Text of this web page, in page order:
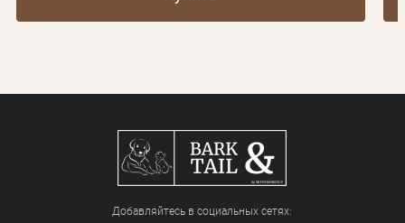
Добавляйтесь в социальных сетяx: